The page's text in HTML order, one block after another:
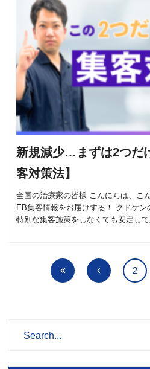
新規減少…まずは2つだ
客対策法】
全国の治療家の皆様 こんにちは、こ
EB集客情報をお届けする！ クドケン
特別な集客施策をしなくても安定し
2